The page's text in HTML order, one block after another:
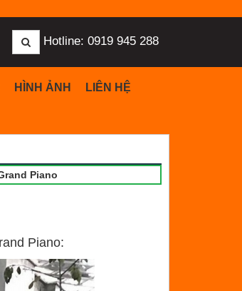
Hotline: 0919 945 288
HÌNH ẢNH LIÊN HỆ
Piano
Piano: